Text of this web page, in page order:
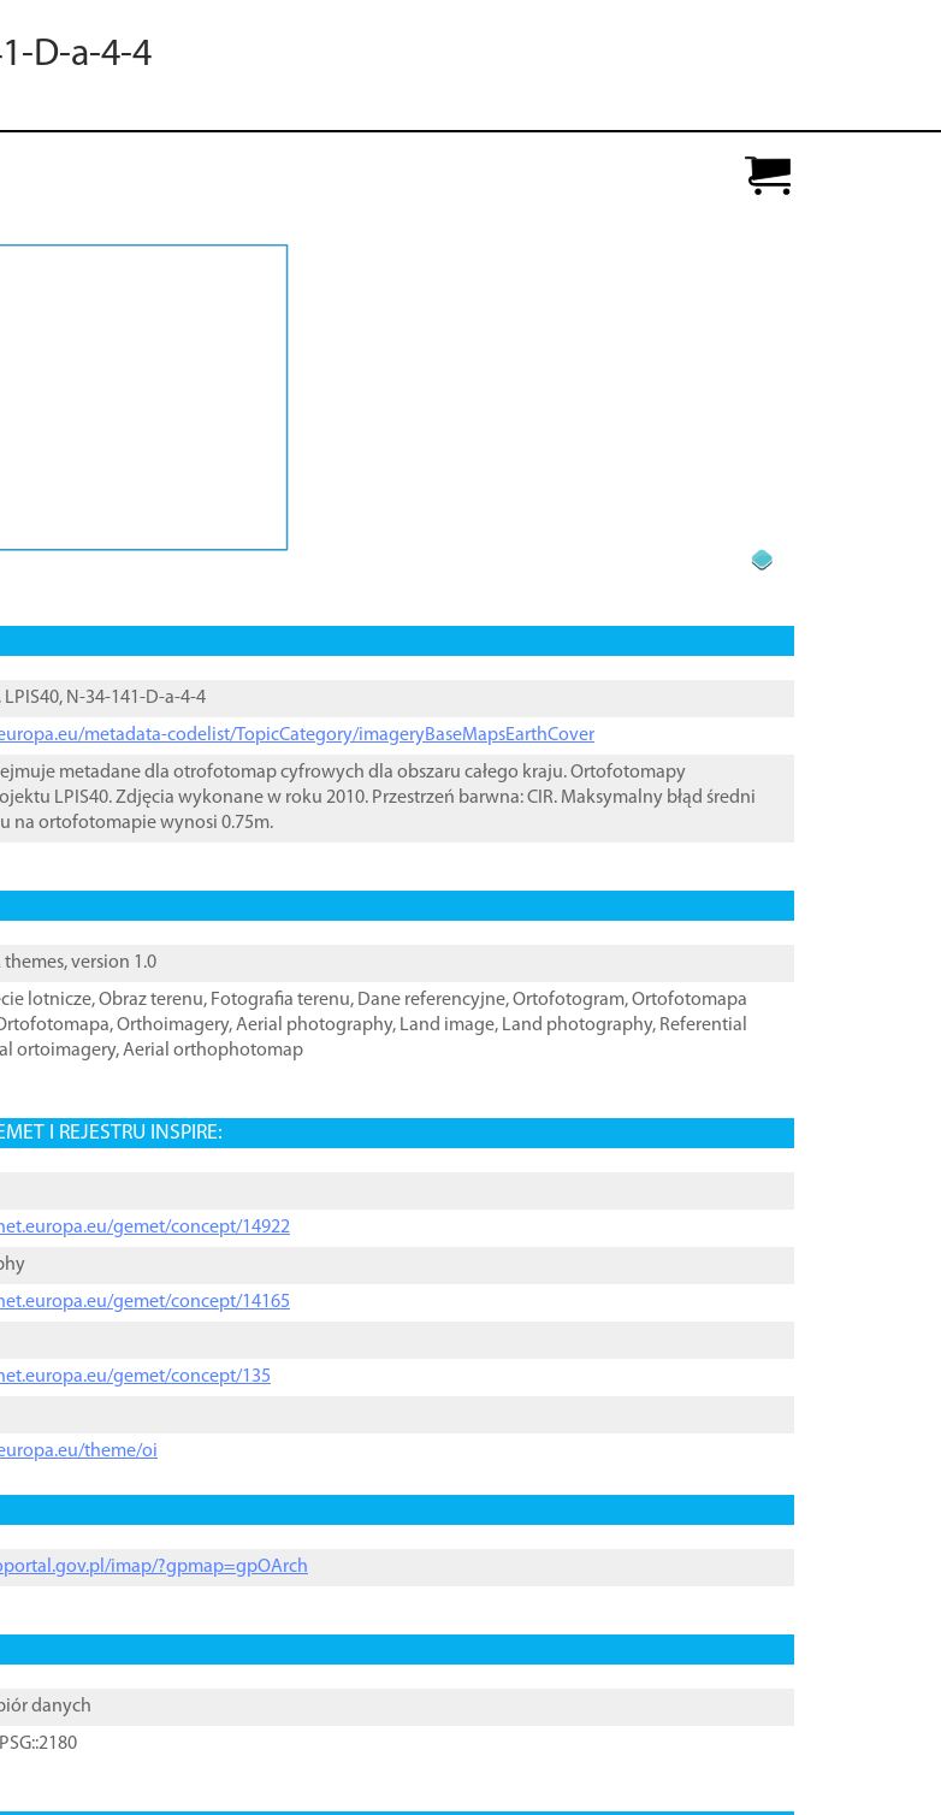
D-a-4-4
N-34-141-D-a-4-4
metadata-codelist/TopicCategory/imageryBaseMapsEarthCover
metadane dla otrofotomap cyfrowych dla obszaru całego kraju. Ortofotomapy
LPIS40. Zdjęcia wykonane w roku 2010. Przestrzeń barwna: CIR. Maksymalny błąd średni
na ortofotomapie wynosi 0.75m.
themes, version 1.0
lotnicze,Obraz terenu, Fotografia terenu, Dane referencyjne,Ortofotogram,Ortofotomapa
,Orthoimagery,Aerial photography, Land image, Land photography, Referential
ortoimagery,Aerial orthophotomap
I REJESTRU INSPIRE:
gemet/concept/14922
gemet/concept/14165
gemet/concept/135
theme/oi
imap/?gpmap=gpOArch
danych